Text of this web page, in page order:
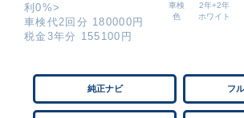
利0%>
車検代2回分 180000円
税金3年分 155100円
車検 2年+2年
色
ホワイト
純正ナビ フ